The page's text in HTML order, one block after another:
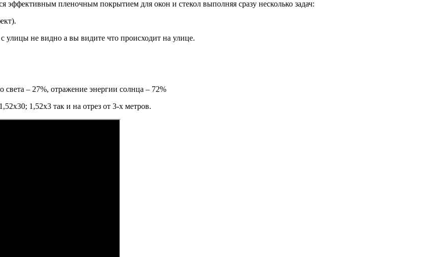
эффективным пленочным покрытием для окон и стекол выполняя сразу несколько задач:
улицы не видно а вы видите что происходит на улице.
света – 27%, отражение энергии солнца – 72%
1,52х30; 1,52х3 так и на отрез от 3-х метров.